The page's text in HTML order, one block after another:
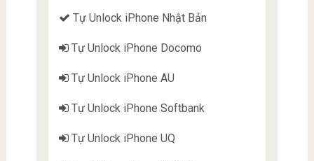
Tự Unlock iPhone Nhật Bản
Tự Unlock iPhone Docomo
Tự Unlock iPhone AU
Tự Unlock iPhone Softbank
Tự Unlock iPhone UQ